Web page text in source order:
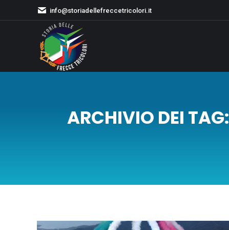
info@storiadellefreccetricolori.it
ARCHIVIO DEI TAG: